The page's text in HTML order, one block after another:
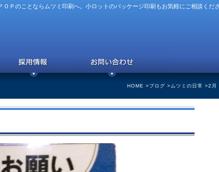
Ｐのことならムツミ印刷へ。小ロットのパッケージ印刷もお気軽にご相談くだ
HOME >ブログ > ムツミの日常 >2月